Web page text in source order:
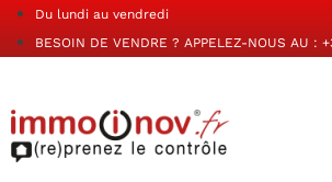
Du lundi au vendredi
BESOIN DE VENDRE ? APPELEZ-NOUS AU :